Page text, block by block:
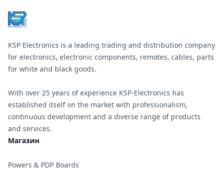
KSP Electronics is a leading trading and distribution company
for electronics, electronic components, remotes, cables, parts
for white and black goods.
With over 25 years of experience KSP-Electronics has
established itself on the market with professionalism,
continuous development and a diverse range of products
and services.
Магазин
Powers & PDP Boards